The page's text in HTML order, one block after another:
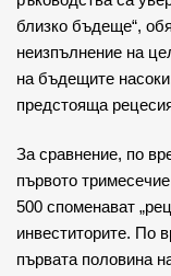
близко бъдеще“,
неизпълнение на
на бъдещите
предстояща
За сравнение, по
първото
500 споменават
инвеститорите. По
първата половина